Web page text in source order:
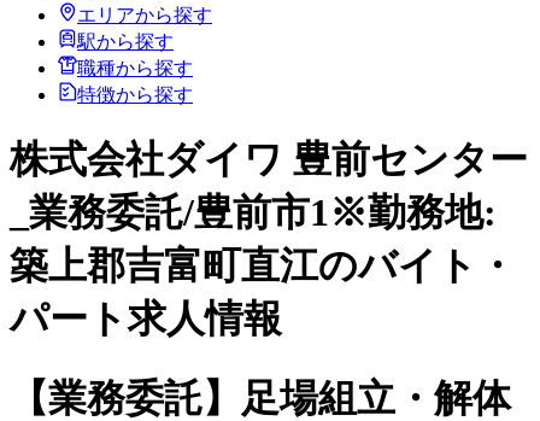
エリアから探す
駅から探す
職種から探す
特徴から探す
株式会社ダイワ 豊前センター
_業務委託/豊前市1※勤務地:
築上郡吉富町直江のバイト・
パート求人情報
【業務委託】足場組立・解体